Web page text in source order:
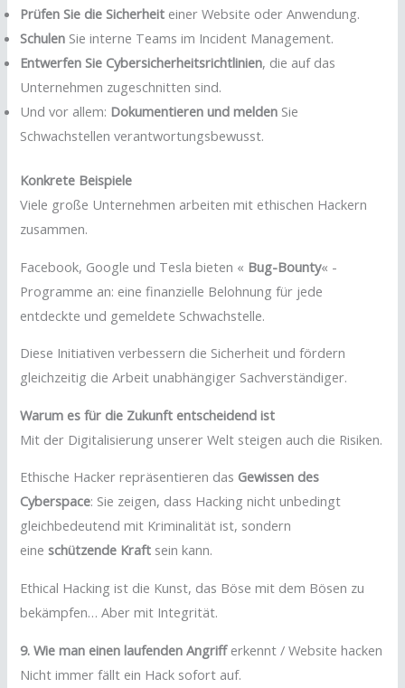
Prüfen Sie die Sicherheit einer Website oder Anwendung.
Schulen Sie interne Teams im Incident Management.
Entwerfen Sie Cybersicherheitsrichtlinien, die auf das
Unternehmen zugeschnitten sind.
Und vor allem: Dokumentieren und melden Sie
Schwachstellen verantwortungsbewusst.
Konkrete Beispiele
Viele große Unternehmen arbeiten mit ethischen Hackern
zusammen.
Facebook, Google und Tesla bieten « Bug-Bounty« -
Programme an: eine finanzielle Belohnung für jede
entdeckte und gemeldete Schwachstelle.
Diese Initiativen verbessern die Sicherheit und fördern
gleichzeitig die Arbeit unabhängiger Sachverständiger.
Warum es für die Zukunft entscheidend ist
Mit der Digitalisierung unserer Welt steigen auch die Risiken.
Ethische Hacker repräsentieren das Gewissen des
Cyberspace: Sie zeigen, dass Hacking nicht unbedingt
gleichbedeutend mit Kriminalität ist, sondern
eineschützende Kraft sein kann.
Ethical Hacking ist die Kunst, das Böse mit dem Bösen zu
bekämpfen… Aber mit Integrität.
9. Wie man einen laufenden Angrifferkennt / Website hacken
Nicht immer fällt ein Hack sofort auf.